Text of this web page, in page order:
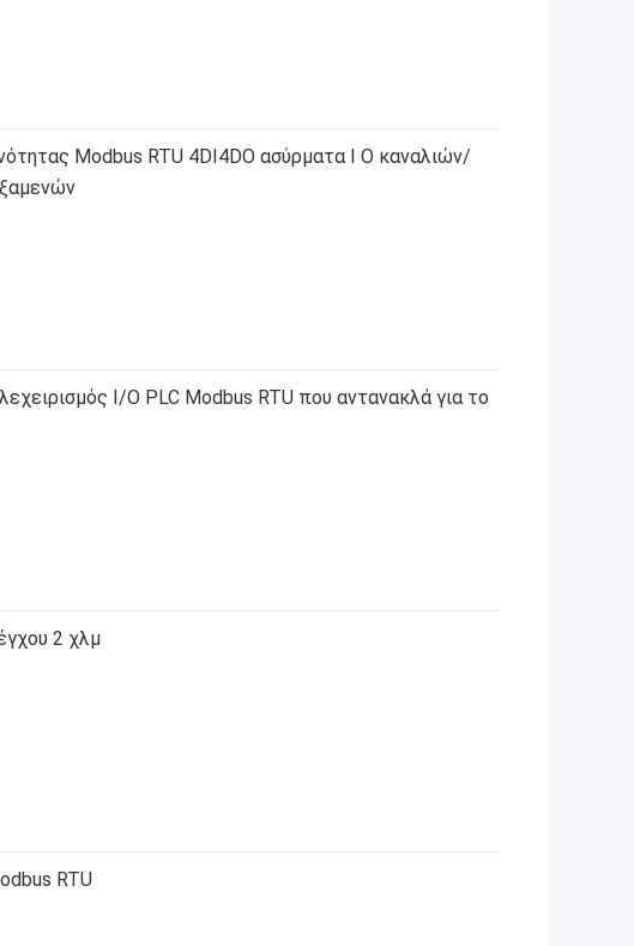
Modbus RTU 4DI4DO ασύρματα Ι Ο καναλιών/
I/O PLC Modbus RTU που αντανακλά για το
2 χλμ
RTU